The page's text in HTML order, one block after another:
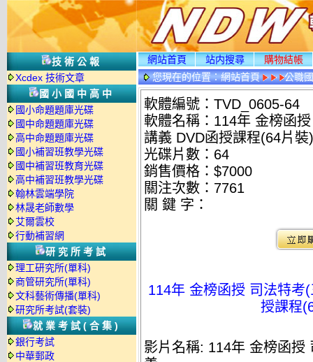
技術公報
Xcdex 技術文章
國小國中高中
國小命題題庫光碟
國中命題題庫光碟
高中命題題庫光碟
國小補習班教學光碟
國中補習班教育光碟
高中補習班教學光碟
翰林雲端學院
林晟老師數學
艾爾雲校
行動補習網
研究所考試
理工研究所(單科)
商管研究所(單科)
文科藝術傳播(單科)
研究所考試(套裝)
就業考試(合集)
銀行考試
中華郵政
網站首頁 站内搜尋
購物結帳
您現在的位置：網站首頁 公職
軟體編號：TVD_0605-64
軟體名稱：114年 金榜函
講義 DVD函授課程(64片
光碟片數：64
銷售價格：$7000
關注次數： 7761
關 鍵 字：
114年 金榜函授 司法特考
授課程
影片名稱: 114年 金榜函授